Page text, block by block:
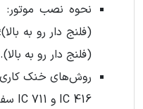
(فلنج دار رو به بالا).
IC 416 و IC 711 سفارشی.